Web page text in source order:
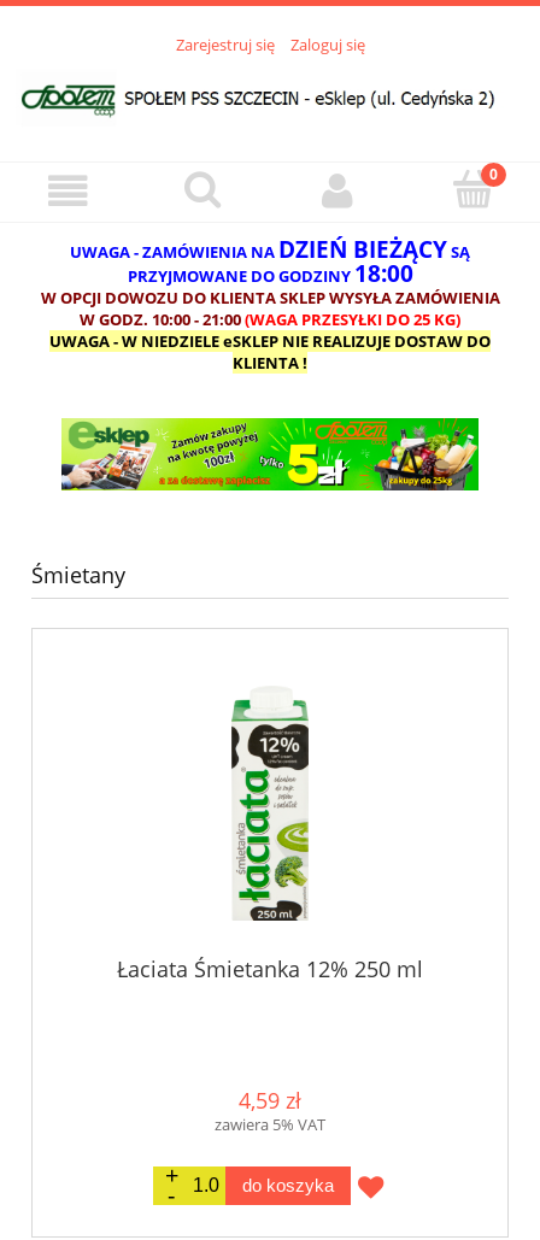
Zarejestruj się Zaloguj się
UWAGA - ZAMÓWIENIA NA DZIEŃ BIEŻĄCYSĄ
PRZYJMOWANE DO GODZINY 18:00
W OPCJI DOWOZU DO KLIENTA SKLEP WYSYŁA ZAMÓWIENIA
W GODZ. 10:00 - 21:00(WAGA PRZESYŁKI DO 25 KG)
UWAGA - W NIEDZIELE eSKLEP NIE REALIZUJE DOSTAW DO
KLIENTA !
Śmietany
Łaciata Śmietanka 12% 250 ml
4,59 zł
zawiera 5% VAT
do koszyka